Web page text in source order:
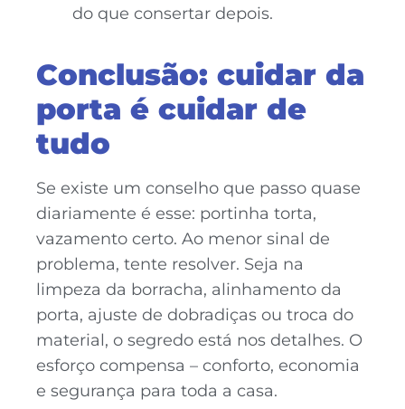
do que consertar depois.
Conclusão: cuidar da
porta é cuidar de
tudo
Se existe um conselho que passo quase
diariamente é esse: portinha torta,
vazamento certo. Ao menor sinal de
problema, tente resolver. Seja na
limpeza da borracha, alinhamento da
porta, ajuste de dobradiças ou troca do
material, o segredo está nos detalhes. O
esforço compensa – conforto, economia
e segurança para toda a casa.